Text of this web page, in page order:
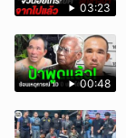
03:23
00:48